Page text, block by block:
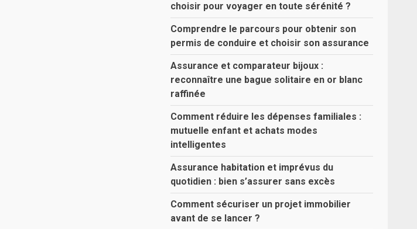
choisir pour voyager en toute sérénité ?
Comprendre le parcours pour obtenir son
permis de conduire et choisir son assurance
Assurance et comparateur bijoux :
reconnaître une bague solitaire en or blanc
raffinée
Comment réduire les dépenses familiales :
mutuelle enfant et achats modes
intelligentes
Assurance habitation et imprévus du
quotidien : bien s’assurer sans excès
Comment sécuriser un projet immobilier
avant de se lancer ?